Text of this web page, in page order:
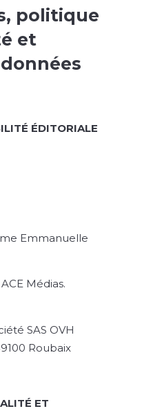
politique
et
ÉDITORIALE
Emmanuelle
Médias.
SAS OVH
Roubaix
ET